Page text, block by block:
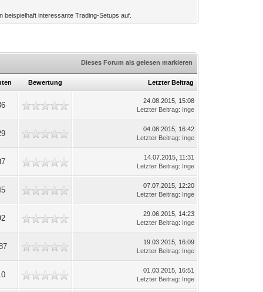
interessante Trading-Setups auf.
Dieses Forum als gelesen markieren
Bewertung Letzter Beitrag
24.08.2015, 15:08
Letzter Beitrag: Inge
04.08.2015, 16:42
Letzter Beitrag: Inge
14.07.2015, 11:31
Letzter Beitrag: Inge
07.07.2015, 12:20
Letzter Beitrag: Inge
29.06.2015, 14:23
Letzter Beitrag: Inge
19.03.2015, 16:09
Letzter Beitrag: Inge
01.03.2015, 16:51
Letzter Beitrag: Inge